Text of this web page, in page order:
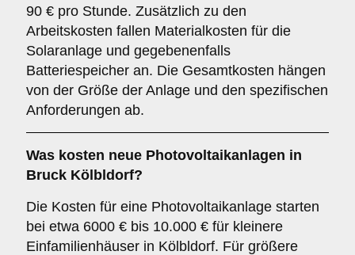
90 € pro Stunde. Zusätzlich zu den
Arbeitskosten fallen Materialkosten für die
Solaranlage und gegebenenfalls
Batteriespeicher an. Die Gesamtkosten hängen
von der Größe der Anlage und den spezifischen
Anforderungen ab.
Was kosten neue Photovoltaikanlagen in
Bruck Kölbldorf?
Die Kosten für eine Photovoltaikanlage starten
bei etwa 6000 € bis 10.000 € für kleinere
Einfamilienhäuser in Kölbldorf. Für größere